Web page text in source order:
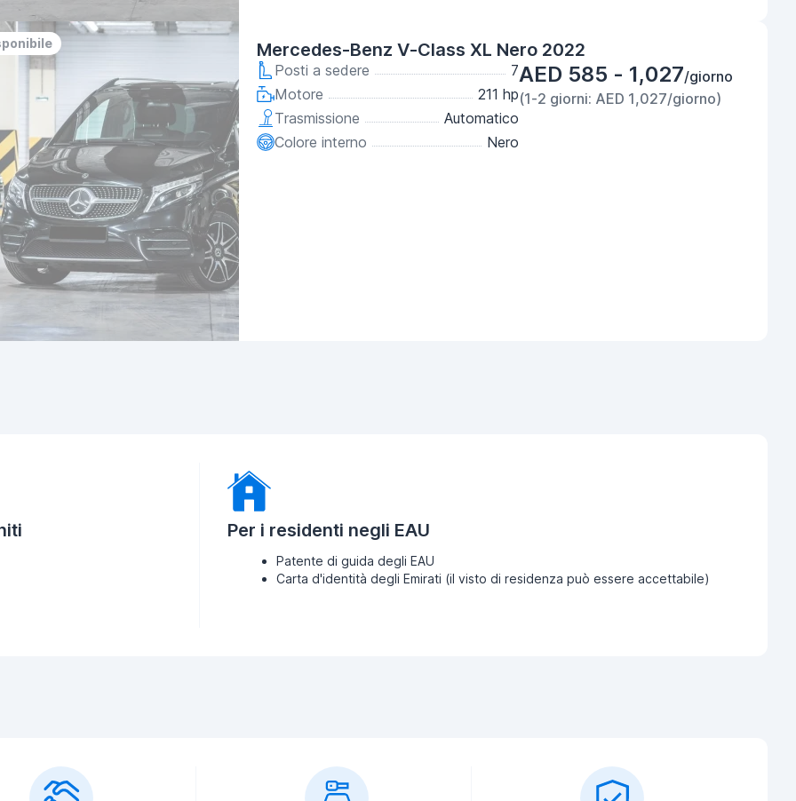
Mercedes-Benz V-Class XL Nero 2022
Posti a sedere
7
Motore
211 hp
Trasmissione
Automatico
Colore interno
Nero
AED 585 - 1,027/giorno
(1-2 giorni: AED 1,027/giorno)
Per i residenti negli EAU
Patente di guida degli EAU
Carta d'identità degli Emirati (il visto di residenza può essere accettabile)